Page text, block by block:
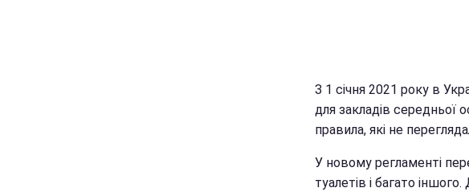
З 1 січня 2021 року в
для закладів середньої
правила, які не
У новому регламенті
туалетів і багато